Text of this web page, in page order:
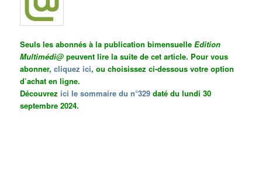
Seuls les abonnés à la publication bimensuelleEdition
Multimédi@ peuvent lire la suite de cet article. Pour vous
abonner,cliquez ici, ou choisissez ci-dessous votre option
d’achat en ligne.
Découvrezici le sommaire du n°329 daté du lundi 30
septembre 2024.